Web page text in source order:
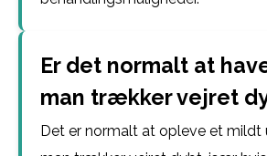
Er det normalt at
man trækker vejret
Det er normalt at opleve et mildt